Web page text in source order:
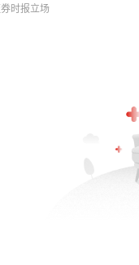
时报立场